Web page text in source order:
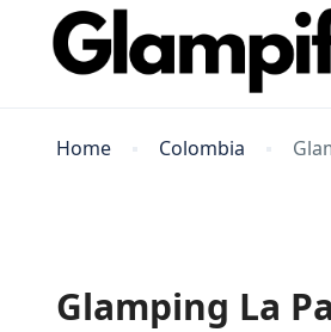
Home Colombia
Glamping La